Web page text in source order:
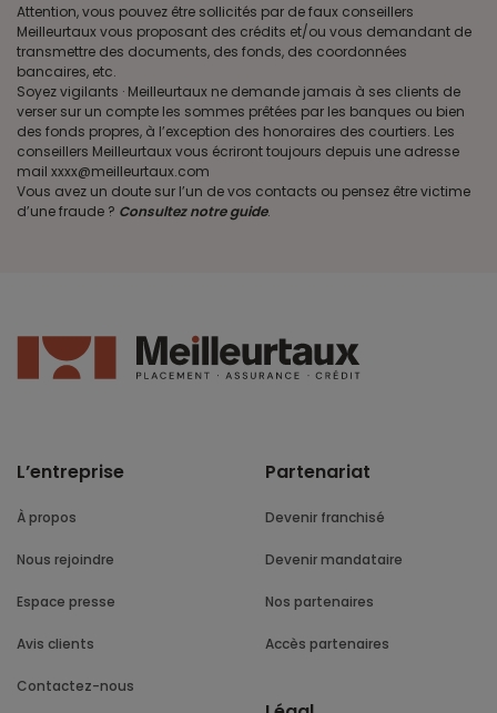
Attention, vous pouvez être sollicités par de faux conseillers
Meilleurtaux vous proposant des crédits et/ou vous demandant de
transmettre des documents, des fonds, des coordonnées
bancaires, etc.
Soyez vigilants · Meilleurtaux ne demande jamais à ses clients de
verser sur un compte les sommes prêtées par les banques ou bien
des fonds propres, à l’exception des honoraires des courtiers. Les
conseillers Meilleurtaux vous écriront toujours depuis une adresse
mail xxxx@meilleurtaux.com
Vous avez un doute sur l’un de vos contacts ou pensez être victime
d’une fraude ? Consultez notre guide.
L’entreprise
À propos
Nous rejoindre
Espace presse
Avis clients
Contactez-nous
Partenariat
Devenir franchisé
Devenir mandataire
Nos partenaires
Accès partenaires